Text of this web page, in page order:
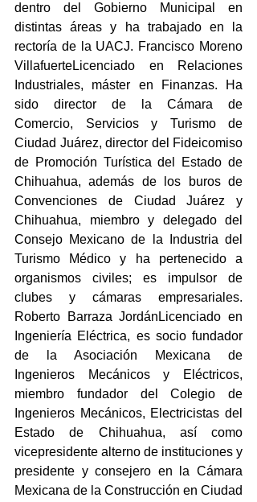
dentro del Gobierno Municipal en
distintas áreas y ha trabajado en la
rectoría de la UACJ. Francisco Moreno
VillafuerteLicenciado en Relaciones
Industriales, máster en Finanzas. Ha
sido director de la Cámara de
Comercio, Servicios y Turismo de
Ciudad Juárez, director del Fideicomiso
de Promoción Turística del Estado de
Chihuahua, además de los buros de
Convenciones de Ciudad Juárez y
Chihuahua, miembro y delegado del
Consejo Mexicano de la Industria del
Turismo Médico y ha pertenecido a
organismos civiles; es impulsor de
clubes y cámaras empresariales.
Roberto Barraza JordánLicenciado en
Ingeniería Eléctrica, es socio fundador
de la Asociación Mexicana de
Ingenieros Mecánicos y Eléctricos,
miembro fundador del Colegio de
Ingenieros Mecánicos, Electricistas del
Estado de Chihuahua, así como
vicepresidente alterno de instituciones y
presidente y consejero en la Cámara
Mexicana de la Construcción en Ciudad